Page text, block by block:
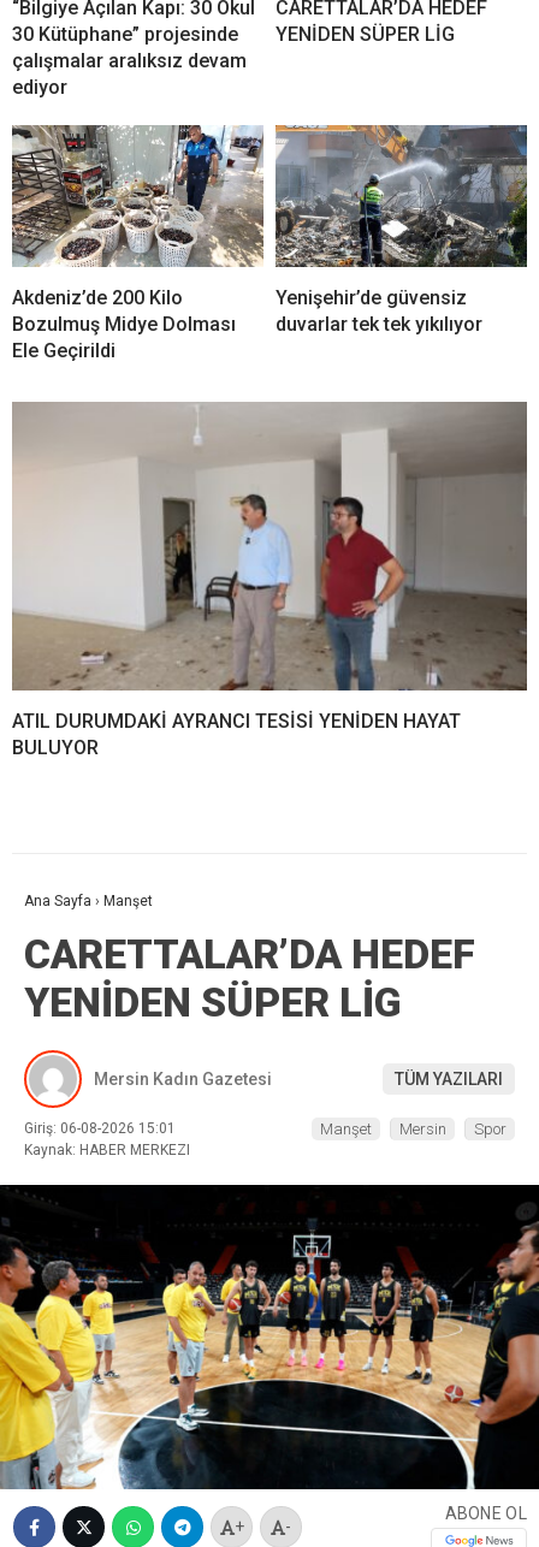
“Bilgiye Açılan Kapı: 30 Okul
30 Kütüphane” projesinde
çalışmalar aralıksız devam
ediyor
CARETTALAR’DA HEDEF
YENİDEN SÜPER LİG
Akdeniz’de 200 Kilo
Bozulmuş Midye Dolması
Ele Geçirildi
Yenişehir’de güvensiz
duvarlar tek tek yıkılıyor
ATIL DURUMDAKİ AYRANCI TESİSİ YENİDEN HAYAT
BULUYOR
Ana Sayfa › Manşet
CARETTALAR’DA HEDEF
YENİDEN SÜPER LİG
Mersin Kadın Gazetesi TÜM YAZILARI
Giriş: 06-08-2026 15:01
Kaynak: HABER MERKEZI
Manşet Mersin Spor
+ -
ABONE OL